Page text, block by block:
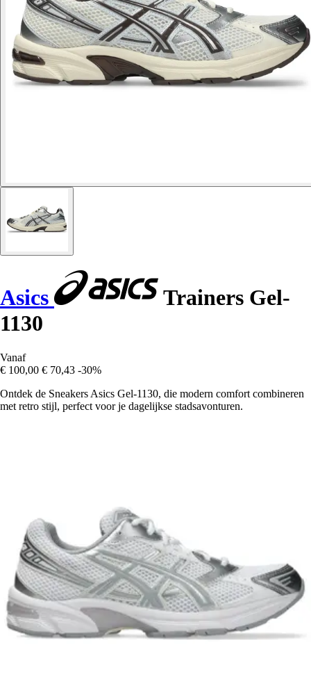
Asics
Trainers Gel-
1130
Vanaf
€ 100,00 € 70,43 -30%
Ontdek de Sneakers Asics Gel-1130, die modern comfort combineren
met retro stijl, perfect voor je dagelijkse stadsavonturen.